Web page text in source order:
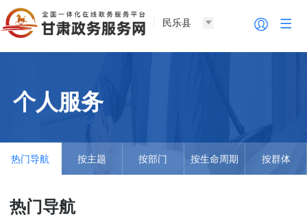
民乐县
个人服务
热门导航 按主题 按部门 按生命周期 按群体
热门导航